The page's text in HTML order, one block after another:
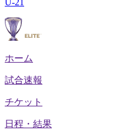
U-21
ホーム
試合速報
チケット
日程・結果